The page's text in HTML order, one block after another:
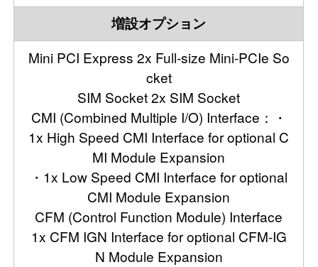
増設オプション
Mini PCI Express 2x Full-size Mini-PCIe So
cket
SIM Socket 2x SIM Socket
CMI (Combined Multiple I/O) Interface：・
1x High Speed CMI Interface for optional C
MI Module Expansion
・1x Low Speed CMI Interface for optional
CMI Module Expansion
CFM (Control Function Module) Interface
1x CFM IGN Interface for optional CFM-IG
N Module Expansion